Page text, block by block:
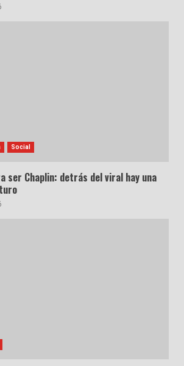
Social
ser Chaplin: detrás del viral hay una